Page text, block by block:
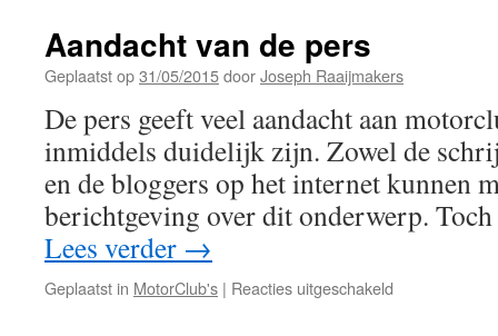
Aandacht van de pers
Geplaatst op31/05/2015doorJoseph Raaijmakers
De pers geeft veel aandacht aan
inmiddels duidelijk zijn. Zowel de
en de bloggers op het internet kunnen
berichtgeving over dit onderwerp.
Lees verder →
Geplaatst in MotorClub's | Reacties uitgeschakeld